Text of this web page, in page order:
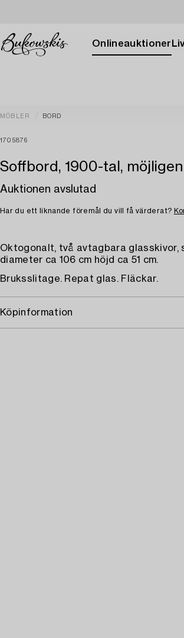
Onlineauktioner
MÖBLER BORD
1705876
Soffbord, 1900-tal, möjligen
Auktionen avslutad
Har du ett liknande föremål du vill få värderat?
Oktogonalt, två avtagbara glasskivor,
diameter ca 106 cm höjd ca 51 cm.
Bruksslitage. Repat glas. Fläckar.
Köpinformation